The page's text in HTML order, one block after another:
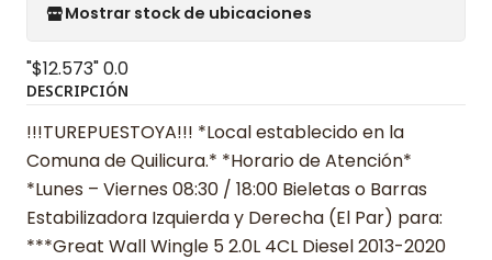
Mostrar stock de ubicaciones
"$12.573"0.0
DESCRIPCIÓN
!!!TUREPUESTOYA!!! *Local establecido en la
Comuna de Quilicura.* *Horario de Atención*
*Lunes – Viernes 08:30 / 18:00 Bieletas o Barras
Estabilizadora Izquierda y Derecha (El Par) para:
***Great Wall Wingle 5 2.0L 4CL Diesel 2013-2020